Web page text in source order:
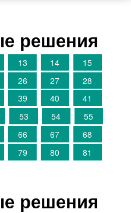
решения
13 14
15
26 27
28
39 40
41
53 54
55
66 67
68
79 80
81
решения